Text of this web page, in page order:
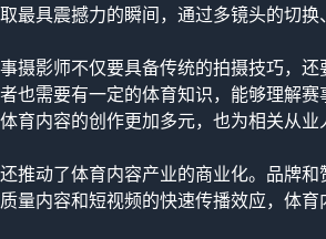
最具震撼力的瞬间，通过多镜头的切换
摄影师不仅要具备传统的拍摄技巧，还
也需要有一定的体育知识，能够理解赛
育内容的创作更加多元，也为相关从业
推动了体育内容产业的商业化。品牌和
量内容和短视频的快速传播效应，体育